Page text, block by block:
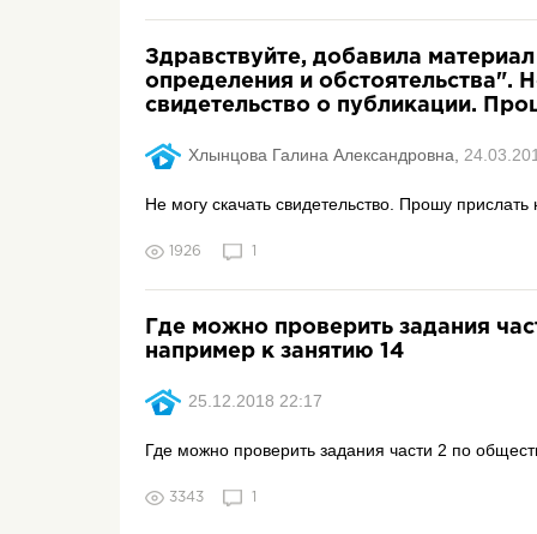
Здравствуйте, добавила
определения и обстоятельства".
свидетельство о публикации.
Хлынцова Галина Александровна,
Не могу скачать свидетельство. Прошу прислать
1926 1
Где можно проверить задания
например к занятию 14
25.12.2018 22:17
Где можно проверить задания части 2 по
3343 1